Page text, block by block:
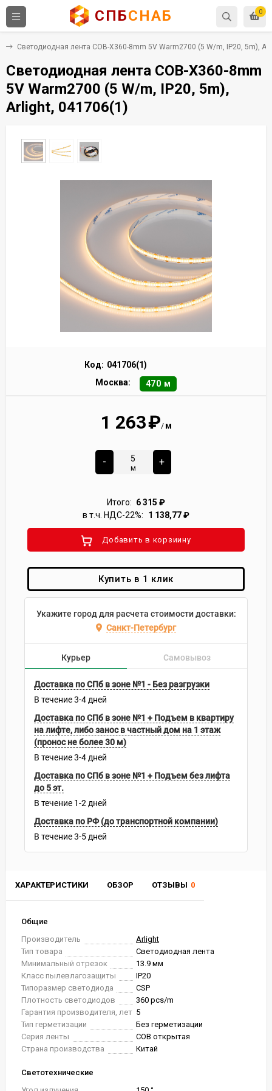
0
СПБСНАБ
Светодиодная лента COB-X360-8mm 5V Warm2700 (5 W/m, IP20, 5m),
Светодиодная лента COB-X360-8mm
5V Warm2700 (5 W/m, IP20, 5m),
Arlight, 041706(1)
ХАРАКТЕРИСТИКИ ОБЗОР ОТЗЫВЫ 0
Общие
Производитель
Arlight
Тип товара
Светодиодная лента
Минимальный отрезок
13.9 мм
Класс пылевлагозащиты
IP20
Типоразмер светодиода
CSP
Плотность светодиодов
360 pcs/m
Гарантия производителя, лет 5
Тип герметизации
Без герметизации
Серия ленты
COB открытая
Страна производства
Китай
Светотехнические
Код: 041706(1)
Москва:
470 м
1 263₽/ м
-
м
+
Итого: 6 315 ₽
в т.ч. НДС-22%:
1 138,77₽
Добавить в корзиину
Купить в 1 клик
Укажите город для расчета стоимости доставки:
Санкт-Петербург
Курьер Самовывоз
Доставка по СПб в зоне №1 - Без разгрузки
В течение3-4 дней
Доставка по СПб в зоне №1 + Подъем в квартиру
на лифте, либо занос в частный дом на 1 этаж
(пронос не более 30 м)
В течение3-4 дней
Доставка по СПб в зоне №1 + Подъем без лифта
до 5 эт.
В течение 1-2 дней
Доставка по РФ (до транспортной компании)
В течение3-5 дней